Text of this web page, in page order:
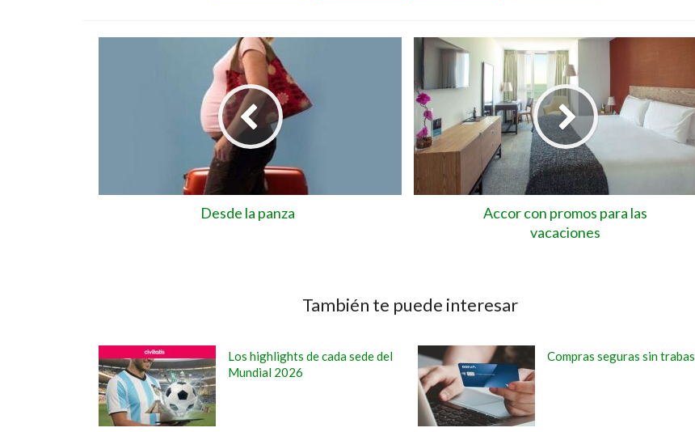
Desde la panza
Accor con promos para las
vacaciones
También te puede interesar
Los highlights de cada sede del
Mundial 2026
Compras seguras sin trabas